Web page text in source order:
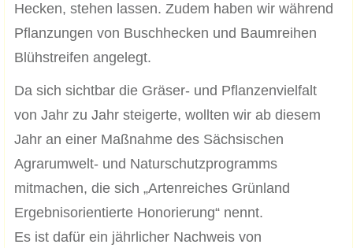
Hecken, stehen lassen. Zudem haben wir während
Pflanzungen von Buschhecken und Baumreihen
Blühstreifen angelegt.
Da sich sichtbar die Gräser- und Pflanzenvielfalt
von Jahr zu Jahr steigerte, wollten wir ab diesem
Jahr an einer Maßnahme des Sächsischen
Agrarumwelt- und Naturschutzprogramms
mitmachen, die sich „Artenreiches Grünland
Ergebnisorientierte Honorierung“ nennt.
Es ist dafür ein jährlicher Nachweis von